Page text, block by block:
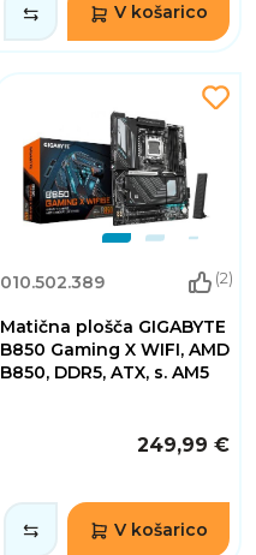
V košarico
010.502.389 (2)
Matična plošča GIGABYTE
B850 Gaming X WIFI, AMD
B850, DDR5, ATX, s. AM5
249,99 €
V košarico